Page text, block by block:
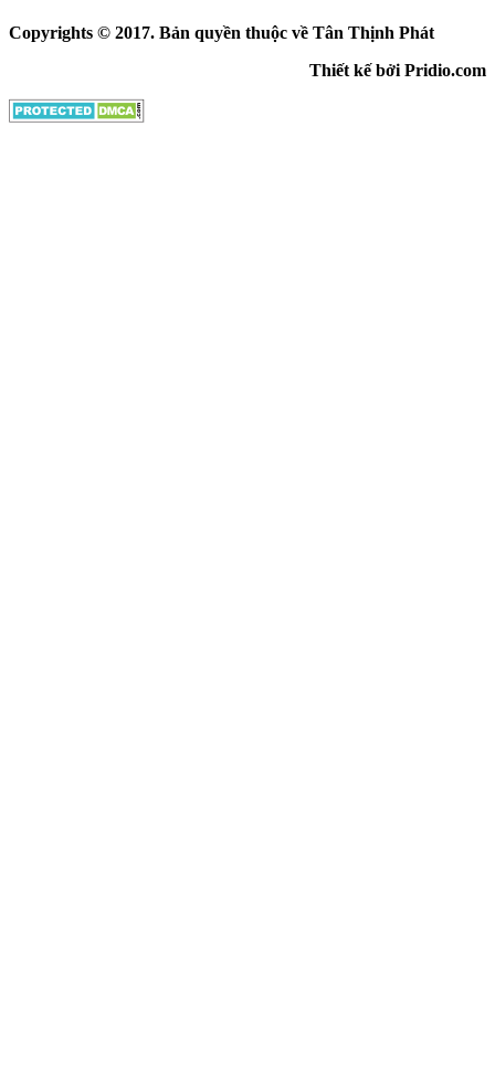
Copyrights © 2017. Bản quyền thuộc về Tân Thịnh Phát
Thiết kế bởi Pridio.com